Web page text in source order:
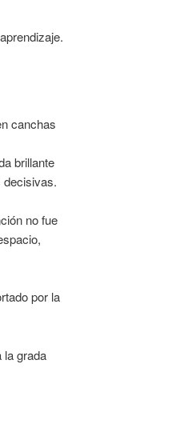
canchas
brillante
decisivas.
no fue
por la
la grada